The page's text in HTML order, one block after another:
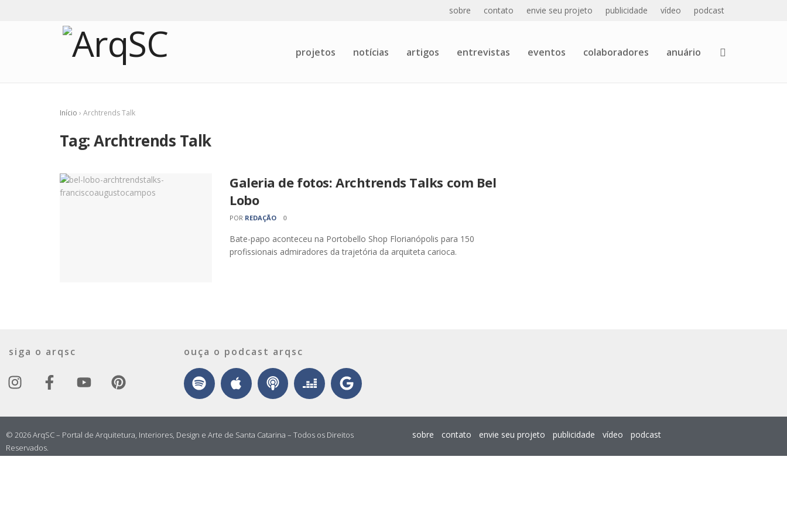
sobre contato envie seu projeto publicidade vídeo podcast
projetos notícias artigos entrevistas eventos colaboradores anuário
Início › Archtrends Talk
Tag:Archtrends Talk
Galeria de fotos: Archtrends Talks com Bel
Lobo
POR REDAÇÃO 0
Bate-papo aconteceu na Portobello Shop Florianópolis para 150
profissionais admiradores da trajetória da arquiteta carioca.
siga o arqsc ouça o podcast arqsc
© 2026 ArqSC – Portal de Arquitetura, Interiores, Design e Arte de Santa Catarina – Todos os Direitos
Reservados.
sobre contato envie seu projeto publicidade vídeo podcast